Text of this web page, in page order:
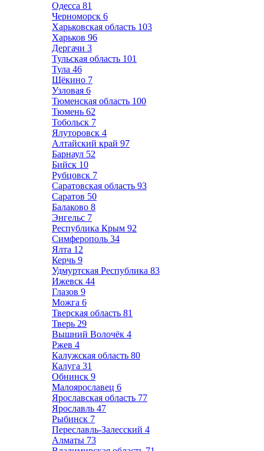
Одесса 81
Черноморск 6
Харьковская область 103
Харьков 96
Дергачи 3
Тульская область 101
Тула 46
Щёкино 7
Узловая 6
Тюменская область 100
Тюмень 62
Тобольск 7
Ялуторовск 4
Алтайский край 97
Барнаул 52
Бийск 10
Рубцовск 7
Саратовская область 93
Саратов 50
Балаково 8
Энгельс 7
Республика Крым 92
Симферополь 34
Ялта 12
Керчь 9
Удмуртская Республика 83
Ижевск 44
Глазов 9
Можга 6
Тверская область 81
Тверь 29
Вышний Волочёк 4
Ржев 4
Калужская область 80
Калуга 31
Обнинск 9
Малоярославец 6
Ярославская область 77
Ярославль 47
Рыбинск 7
Переславль-Залесский 4
Алматы 73